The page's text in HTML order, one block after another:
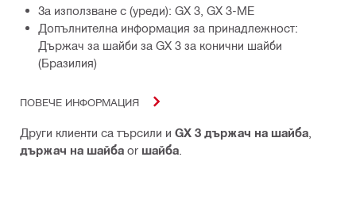
За използване с (уреди): GX 3, GX 3-ME
Допълнителна информация за принадлежност:
Държач за шайби за GX 3 за конични шайби
(Бразилия)
ПОВЕЧЕ ИНФОРМАЦИЯ
Други клиенти са търсили и GX 3 държач на шайба
държач на шайба or шайба